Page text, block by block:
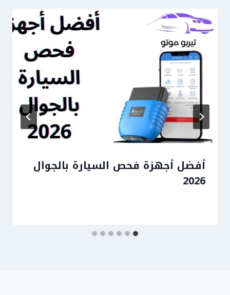
أفضل أجهزة فحص السيارة بالجوال
2026